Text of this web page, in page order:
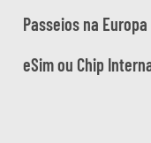
Passeios na Europa
eSim ou Chip